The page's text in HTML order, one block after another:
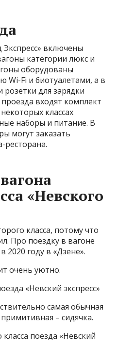
Экспресс» включены
категории люкс и
оборудованы
Wi-Fi и биотуалетами, а в
розетки для зарядки
входят комплект
классах
наборы и питание. В
могут заказать
ресторана.
«Невского
класса, потому что
Про поездку в вагоне
2020 году в «Дзене».
очень уютно.
«Невский экспресс»
самая обычная
– сидячка.
поезда «Невский